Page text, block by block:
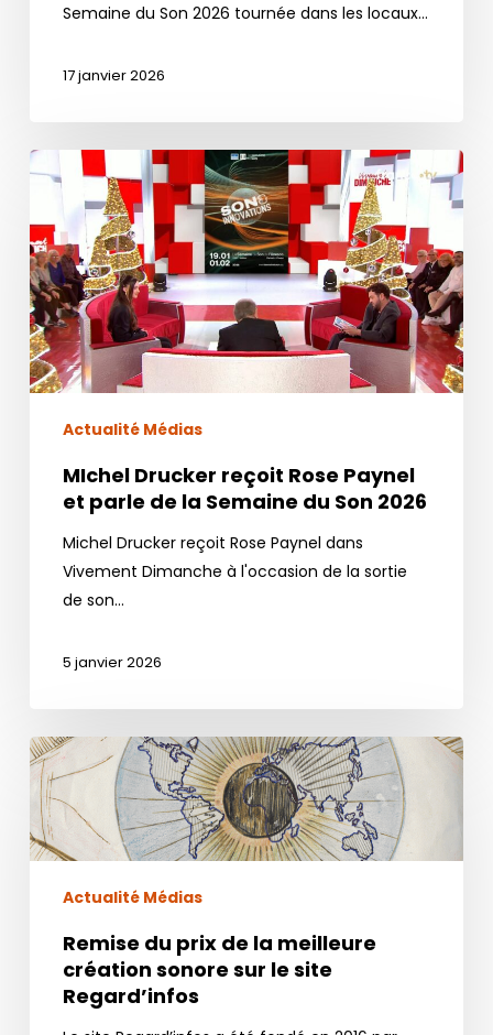
Semaine du Son 2026 tournée dans les locaux…
17 janvier 2026
MIchel
Drucker
reçoit
Rose
Paynel
et
parle
de
la
Semaine
2026
Actualité Médias
MIchel Drucker reçoit Rose Paynel
et parle de la Semaine du Son 2026
Michel Drucker reçoit Rose Paynel dans
Vivement Dimanche à l'occasion de la sortie
de son…
5 janvier 2026
Remise
du
prix
de
la
meilleure
sonore
Actualité Médias
Remise du prix de la meilleure
création sonore sur le site
Regard’infos